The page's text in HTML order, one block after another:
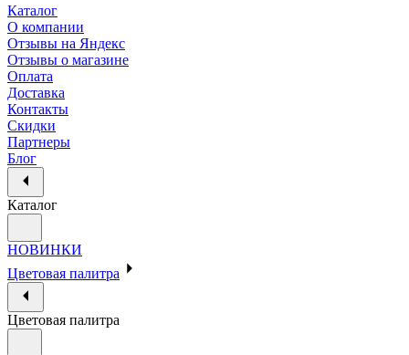
Каталог
О компании
Отзывы на Яндекс
Отзывы о магазине
Оплата
Доставка
Контакты
Скидки
Партнеры
Блог
Каталог
НОВИНКИ
Цветовая палитра
Цветовая палитра